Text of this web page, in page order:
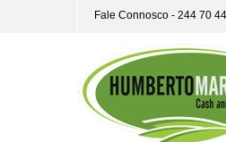
Fale Connosco - 244 70